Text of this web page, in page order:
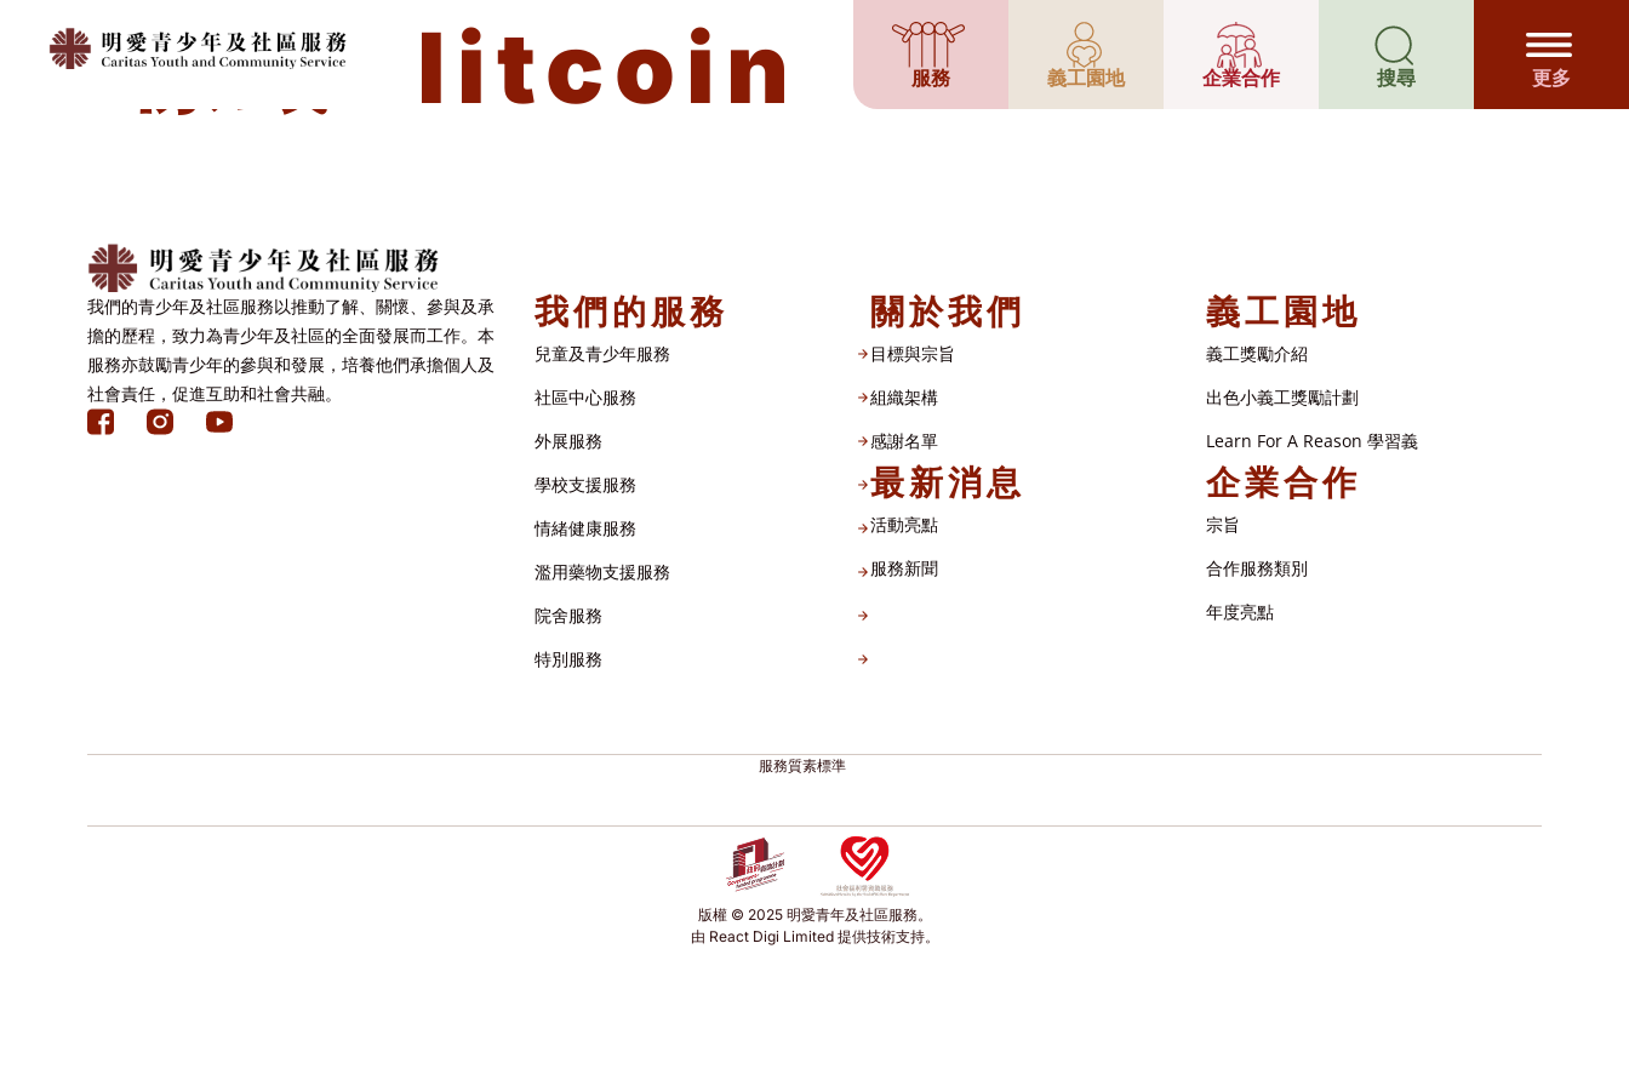
服務 義工園地 企業合作 搜尋 更多
標籤: litcoin
我們的青少年及社區服務以推動了解、關懷、參與及承
擔的歷程，致力為青少年及社區的全面發展而工作。本
服務亦鼓勵青少年的參與和發展，培養他們承擔個人及
社會責任，促進互助和社會共融。
我們的服務
兒童及青少年服務
社區中心服務
外展服務
學校支援服務
情緒健康服務
濫用藥物支援服務
院舍服務
特別服務
關於我們
目標與宗旨
組織架構​
感謝名單​
最新消息
活動亮點
服務新聞
義工園地
義工獎勵介紹
出色小義工獎勵計劃
Learn For A Reason 學習義
企業合作
宗旨
合作服務類別
年度亮點
服務質素標準
版權 © 2025 明愛青年及社區服務。
由 React Digi Limited 提供技術支持。